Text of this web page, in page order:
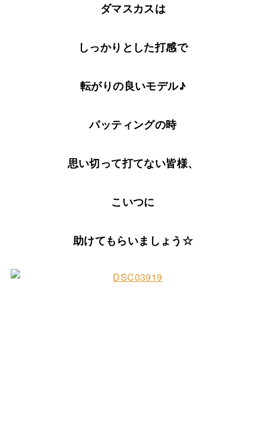
ダマスカスは
しっかりとした打感で
転がりの良いモデル♪
パッティングの時
思い切って打てない皆様、
こいつに
助けてもらいましょう☆